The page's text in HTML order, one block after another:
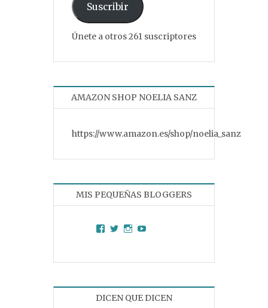
Suscribir
Únete a otros 261 suscriptores
AMAZON SHOP NOELIA SANZ
https://www.amazon.es/shop/noelia_sanz
MIS PEQUEÑAS BLOGGERS
Facebook
TwitterInstagram
DICEN QUE DICEN